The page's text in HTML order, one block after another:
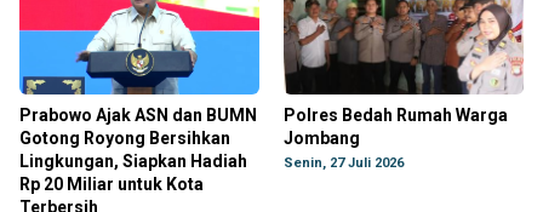
Prabowo Ajak ASN dan BUMN
Gotong Royong Bersihkan
Lingkungan, Siapkan Hadiah
Rp 20 Miliar untuk Kota
Terbersih
Polres Bedah Rumah Warga
Jombang
Senin, 27 Juli 2026